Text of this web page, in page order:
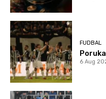
FUDBAL
6 Aug